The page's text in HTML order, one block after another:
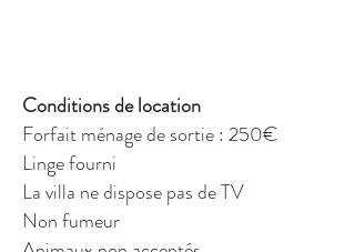
Conditions de location
Forfait ménage de sortie : 250€
Linge fourni
La villa ne dispose pas de TV
Non fumeur